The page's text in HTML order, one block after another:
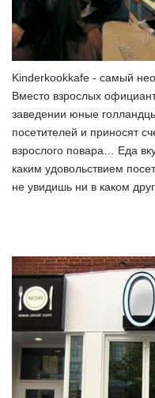
Kinderkookkafe - самый
Вместо взрослых
заведении юные
посетителей и приносят
взрослого повара… Еда
каким удовольствием
не увидишь ни в каком